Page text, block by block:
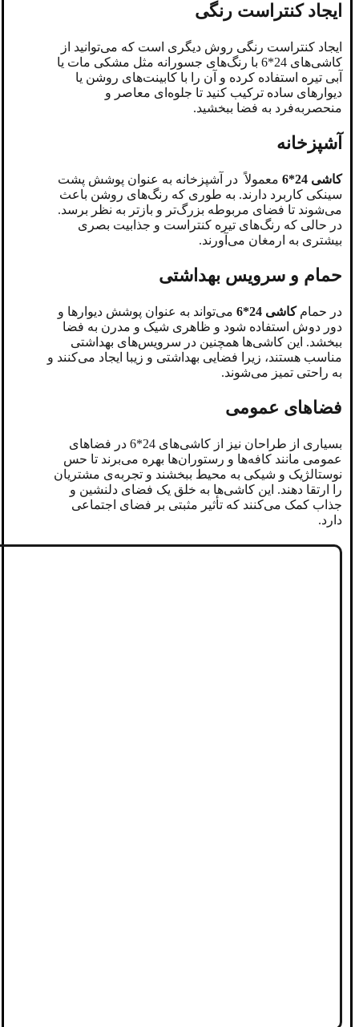
ایجاد کنتراست رنگی
ایجاد کنتراست رنگی روش‌ دیگری است که می‌توانید از
کاشی‌های 24*6 با رنگ‌های جسورانه مثل مشکی مات یا
آبی تیره استفاده کرده و آن را با کابینت‌های روشن یا
دیوارهای ساده ترکیب کنید تا جلوه‌ای معاصر و
منحصربه‌فرد به فضا ببخشید.
آشپزخانه
کاشی 24*6
معمولاً در آشپزخانه به‌ عنوان پوشش پشت‌
سینکی کاربرد دارند. به طوری که رنگ‌های روشن باعث
می‌شوند تا فضای مربوطه بزرگ‌تر و بازتر به نظر برسد.
در حالی که رنگ‌های تیره کنتراست و جذابیت بصری
بیشتری به ارمغان می‌آورند.
حمام و سرویس بهداشتی
در حمامکاشی 24*6
می‌تواند به عنوان پوشش دیوارها و
دور دوش استفاده شود و ظاهری شیک و مدرن به فضا
ببخشد. این کاشی‌ها همچنین در سرویس‌های بهداشتی
مناسب هستند، زیرا فضایی بهداشتی و زیبا ایجاد می‌کنند و
به راحتی تمیز می‌شوند.
فضاهای عمومی
بسیاری از طراحان نیز از کاشی‌های 24*6 در فضاهای
عمومی مانند کافه‌ها و رستوران‌ها بهره می‌برند تا حس
نوستالژیک و شیکی به محیط ببخشند و تجربه‌ی مشتریان
را ارتقا دهند. این کاشی‌ها به خلق یک فضای دلنشین و
جذاب کمک می‌کنند که تأثیر مثبتی بر فضای اجتماعی
دارد.